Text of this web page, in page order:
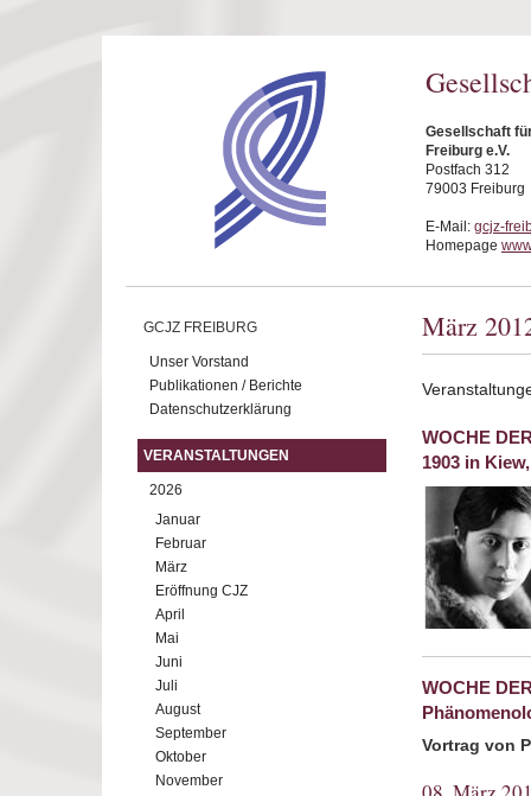
Gesellschaft
Freiburg e.V.
Postfach 312
79003 Freiburg
E-Mail: gcjz-
Homepage
GCJZ FREIBURG
Unser Vorstand
Publikationen / Berichte
Datenschutzerklärung
VERANSTALTUNGEN
2026
Januar
Februar
März
Eröffnung CJZ
April
Mai
Juni
Juli
August
September
Oktober
November
März
WOCHE
1903 in
WOCHE
Vortrag von